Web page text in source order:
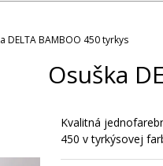
DELTA BAMBOO 450 tyrkys
Osuška
Kvalitná
450 v tyrkýsovej